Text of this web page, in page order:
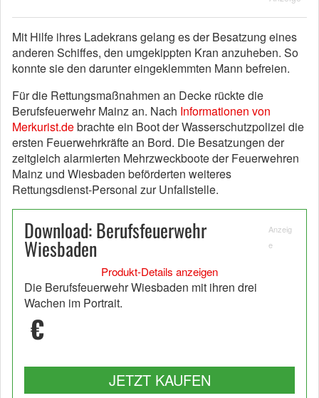
Mit Hilfe ihres Ladekrans gelang es der Besatzung eines
anderen Schiffes, den umgekippten Kran anzuheben. So
konnte sie den darunter eingeklemmten Mann befreien.
Für die Rettungsmaßnahmen an Decke rückte die
Berufsfeuerwehr Mainz an. Nach Informationen von
Merkurist.debrachte ein Boot der Wasserschutzpolizei die
ersten Feuerwehrkräfte an Bord. Die Besatzungen der
zeitgleich alarmierten Mehrzweckboote der Feuerwehren
Mainz und Wiesbaden beförderten weiteres
Rettungsdienst-Personal zur Unfallstelle.
Download: Berufsfeuerwehr
Wiesbaden
Anzeig
e
Produkt-Details anzeigen
Die Berufsfeuerwehr Wiesbaden mit ihren drei
Wachen im Portrait.
€
JETZT KAUFEN